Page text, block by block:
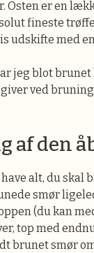
Osten er en
fineste
udskifte med
jeg blot
ved
af den
alt, du skal
smør
(du kan
top med
brunet smør